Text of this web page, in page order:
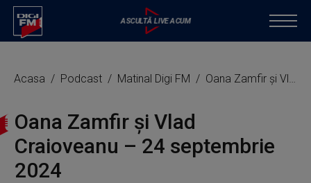
Acasa Podcast Matinal Digi FM Oana Zamfir și Vlad Craioveanu – 24 septembrie 2024
Oana Zamfir și Vlad
Craioveanu – 24 septembrie
2024